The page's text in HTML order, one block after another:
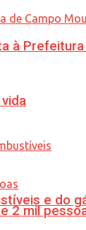
e do
à
2 mil